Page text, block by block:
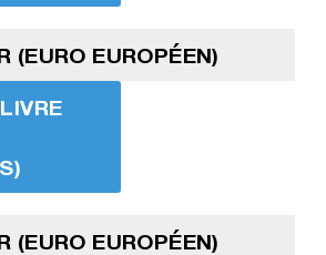
(EURO EUROPÉEN)
(EURO EUROPÉEN)